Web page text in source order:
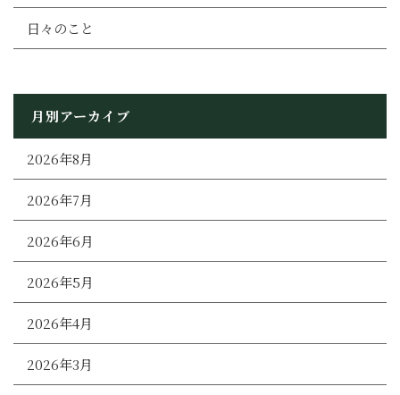
日々のこと
月別アーカイブ
2026年8月
2026年7月
2026年6月
2026年5月
2026年4月
2026年3月